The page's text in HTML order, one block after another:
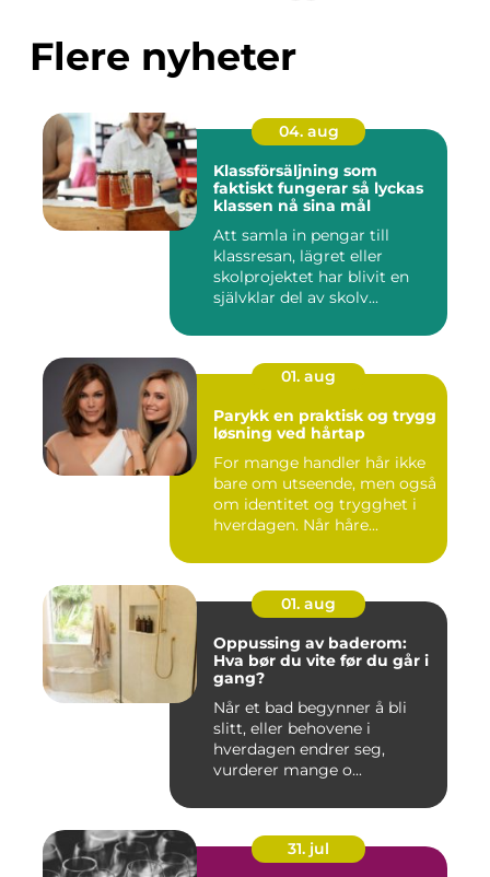
Flere nyheter
04. aug
Klassförsäljning som
faktiskt fungerar så lyckas
klassen nå sina mål
Att samla in pengar till
klassresan, lägret eller
skolprojektet har blivit en
självklar del av skolv...
01. aug
Parykk en praktisk og trygg
løsning ved hårtap
For mange handler hår ikke
bare om utseende, men også
om identitet og trygghet i
hverdagen. Når håre...
01. aug
Oppussing av baderom:
Hva bør du vite før du går i
gang?
Når et bad begynner å bli
slitt, eller behovene i
hverdagen endrer seg,
vurderer mange o...
31. jul